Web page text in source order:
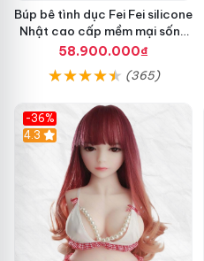
Búp bê tình dục Fei Fei silicone
Nhật cao cấp mềm mại sống
động
58.900.000₫
(365)
-36%
4.3